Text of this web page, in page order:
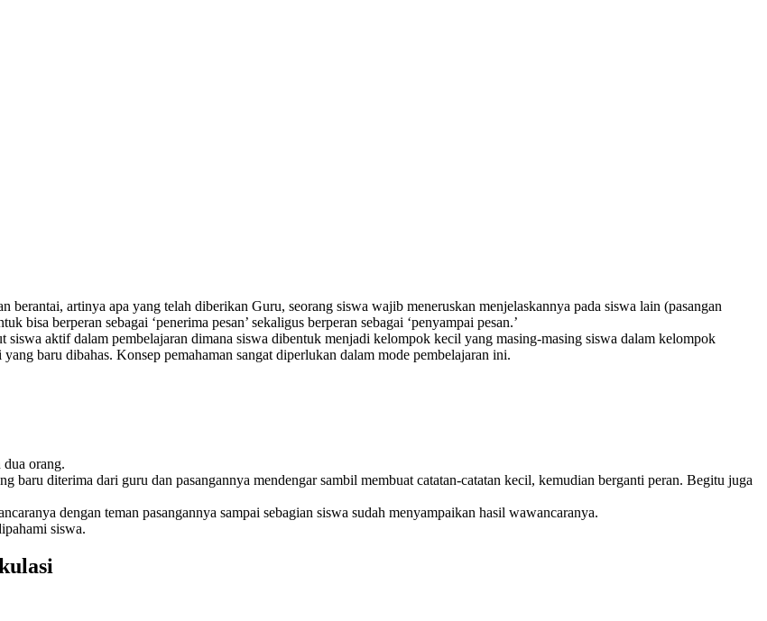
berantai, artinya apa yang telah diberikan Guru, seorang siswa wajib meneruskan menjelaskannya pada siswa lain (pasangan
berperan sebagai ‘penerima pesan’ sekaligus berperan sebagai ‘penyampai pesan.’
aktif dalam pembelajaran dimana siswa dibentuk menjadi kelompok kecil yang masing-masing siswa dalam kelompok
baru dibahas. Konsep pemahaman sangat diperlukan dalam mode pembelajaran ini.
orang.
baru diterima dari guru dan pasangannya mendengar sambil membuat catatan-catatan kecil, kemudian berganti peran. Begitu juga
dengan teman pasangannya sampai sebagian siswa sudah menyampaikan hasil wawancaranya.
siswa.